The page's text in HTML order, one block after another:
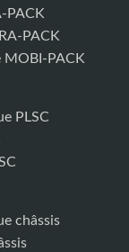
PACK
PACK
MOBI-PACK
PLSC
châssis